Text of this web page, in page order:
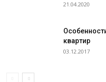
21.04.2020
квартир
03.12.2017